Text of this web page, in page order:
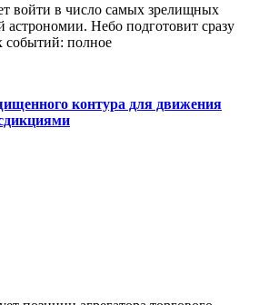
войти в число самых зрелищных
астрономии. Небо подготовит сразу
событий: полное
контура для движения